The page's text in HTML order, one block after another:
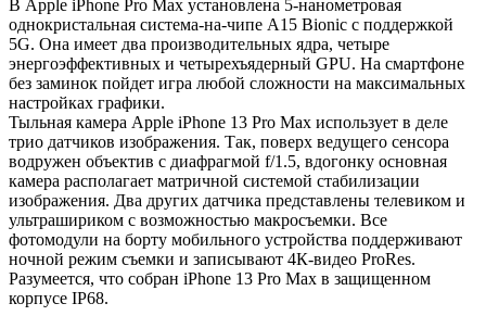
В Apple iPhone Pro Max установлена 5-нанометровая
однокристальная система-на-чипе A15 Bionic с поддержкой
5G. Она имеет два производительных ядра, четыре
энергоэффективных и четырехъядерный GPU. На смартфоне
без заминок пойдет игра любой сложности на максимальных
настройках графики.
Тыльная камера Apple iPhone 13 Pro Max использует в деле
трио датчиков изображения. Так, поверх ведущего сенсора
водружен объектив с диафрагмой f/1.5, вдогонку основная
камера располагает матричной системой стабилизации
изображения. Два других датчика представлены телевиком и
ультрашириком с возможностью макросъемки. Все
фотомодули на борту мобильного устройства поддерживают
ночной режим съемки и записывают 4К-видео ProRes.
Разумеется, что собран iPhone 13 Pro Max в защищенном
корпусе IP68.